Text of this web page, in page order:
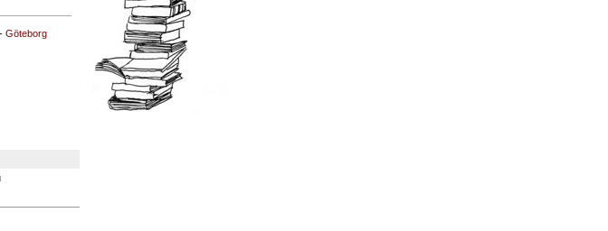
-Göteborg